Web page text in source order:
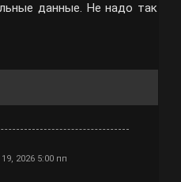
данные. Не надо так
2026 5:00 пп